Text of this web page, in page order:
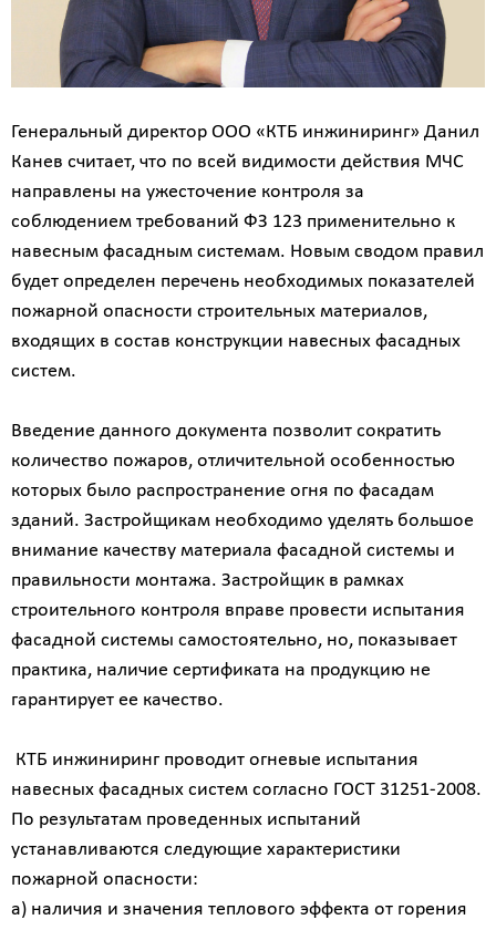
Генеральный директор ООО «КТБ инжиниринг» Данил
Канев считает, что по всей видимости действия МЧС
направлены на ужесточение контроля за
соблюдением требований ФЗ 123 применительно к
навесным фасадным системам. Новым сводом правил
будет определен перечень необходимых показателей
пожарной опасности строительных материалов,
входящих в состав конструкции навесных фасадных
систем.
Введение данного документа позволит сократить
количество пожаров, отличительной особенностью
которых было распространение огня по фасадам
зданий. Застройщикам необходимо уделять большое
внимание качеству материала фасадной системы и
правильности монтажа. Застройщик в рамках
строительного контроля вправе провести испытания
фасадной системы самостоятельно, но, показывает
практика, наличие сертификата на продукцию не
гарантирует ее качество.
КТБ инжиниринг проводит огневые испытания
навесных фасадных систем согласно ГОСТ 31251-2008.
По результатам проведенных испытаний
устанавливаются следующие характеристики
пожарной опасности:
а) наличия и значения теплового эффекта от горения